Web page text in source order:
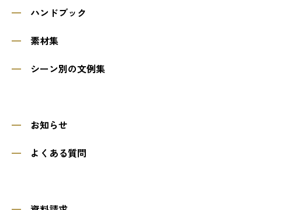
ハンドブック
素材集
シーン別の文例集
お知らせ
よくある質問